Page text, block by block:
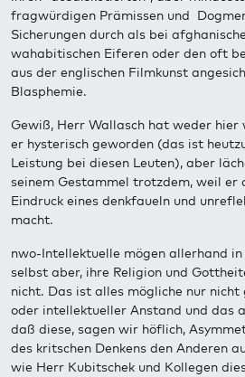
fragwürdigen Prämissen und
Sicherungen durch als bei
wahabitischen Eiferen oder den oft
aus der englischen Filmkunst
Blasphemie.
Gewiß, Herr Wallasch hat weder
er hysterisch geworden (das ist
Leistung bei diesen Leuten), aber
seinem Gestammel trotzdem, weil er
Eindruck eines denkfaueln und
macht.
nwo-Intellektuelle mögen allerhand
selbst aber, ihre Religion und
nicht. Das ist alles mögliche nur
oder intellektueller Anstand und das
daß diese, sagen wir höflich,
des kritschen Denkens den Anderen
wie Herr Kubitschek und Kollegen